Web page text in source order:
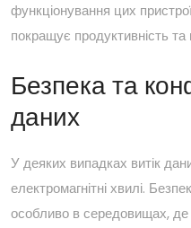
функціонування цих
покращує продуктивність та
Безпека та
даних
У деяких випадках витік
електромагнітні хвилі.
особливо в середовищах, де